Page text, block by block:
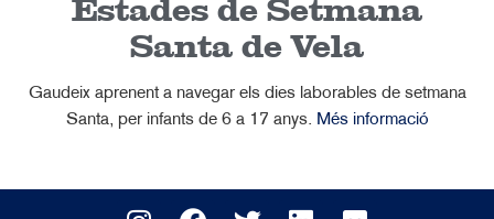
Estades de Setmana
Santa de Vela
Gaudeix aprenent a navegar els dies laborables de setmana
Santa, per infants de 6 a 17 anys. Més informació